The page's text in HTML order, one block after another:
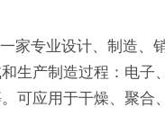
家专业设计、制造
生产制造过程：电
可应用于干燥、聚